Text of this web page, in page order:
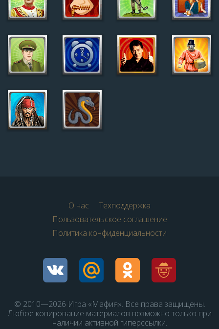
О нас
Техподдержка
Пользовательское соглашение
Политика конфиденциальности
© 2010—2026 Игра «Мафия». Все права защищены.
Любое копирование материалов возможно только при
наличии активной гиперссылки.